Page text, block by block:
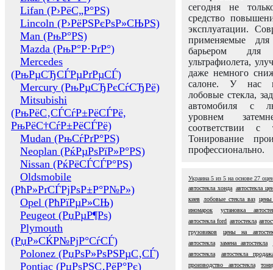
Lifan (Р›РёС„Р°РЅ)
Lincoln (Р›РёРЅРєРѕР»СЊРЅ)
Man (РњР°РЅ)
Mazda (РњР°Р·РґР°)
Mercedes
(РњРµСЂСЃРµРґРµСЃ)
Mercury (РњРµСЂРєСѓСЂРё)
Mitsubishi
(РњРёС‚СЃСѓР±РёСЃРё,
РњРёС†СѓР±РёСЃРё)
Mudan (РњСѓРґР°РЅ)
Neoplan (РќРµРѕРїР»Р°РЅ)
Nissan (РќРёСЃСЃР°РЅ)
Oldsmobile
(РћР»РґСЃРјРѕР±Р°Р№Р»)
Opel (РћРїРµР»СЊ)
Peugeot (РџРµР¶Рѕ)
Plymouth
(РџР»СЌР№РјР°СѓСЃ)
Polonez (РџРѕР»РѕРЅРµС‚СЃ)
Pontiac (РџРѕРЅС‚РёР°Рє)
сегодня не
средство
эксплуатации.
применяемые
барьером для
ультрафиолета,
даже немного
салоне. У нас
лобовые стекла,
автомобиля с
уровнем
соответствии с
Тонирование
профессионально.
Украина 5 из 5 на основе 27
автостекла хонда автостекла
киев
лобовые стекла ваз цены
иномарок
установка
автостекла ford автостекла
грузовиков
цены на
автостекла
замена автостекла
автостекла
автостекла
производство автостекла